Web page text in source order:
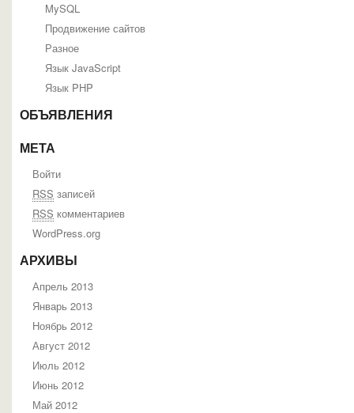
MySQL
Продвижение сайтов
Разное
Язык JavaScript
Язык PHP
ОБЪЯВЛЕНИЯ
МЕТА
Войти
RSS записей
RSS комментариев
WordPress.org
АРХИВЫ
Апрель 2013
Январь 2013
Ноябрь 2012
Август 2012
Июль 2012
Июнь 2012
Май 2012